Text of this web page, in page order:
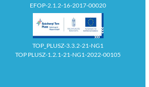
EFOP-2.1.2-16-2017-00020
TOP_PLUSZ-3.3.2-21-NG1
TOP PLUSZ-1.2.1-21-NG1-2022-00105